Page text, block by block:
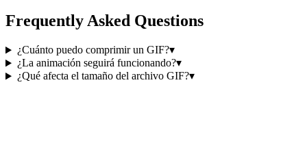
Frequently Asked Questions
¿Cuánto puedo comprimir un GIF?▾
¿La animación seguirá funcionando?▾
¿Qué afecta el tamaño del archivo GIF?▾